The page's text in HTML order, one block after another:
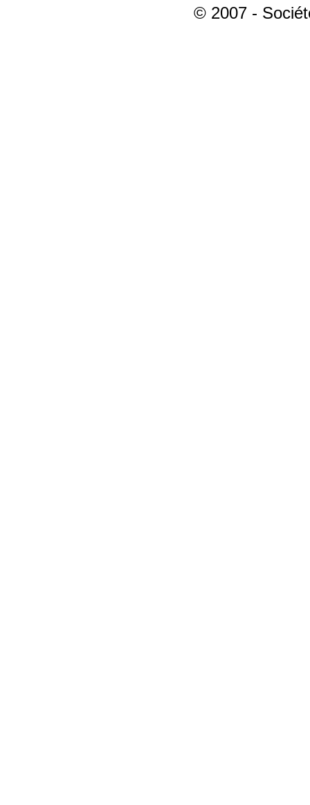
© 2007 -